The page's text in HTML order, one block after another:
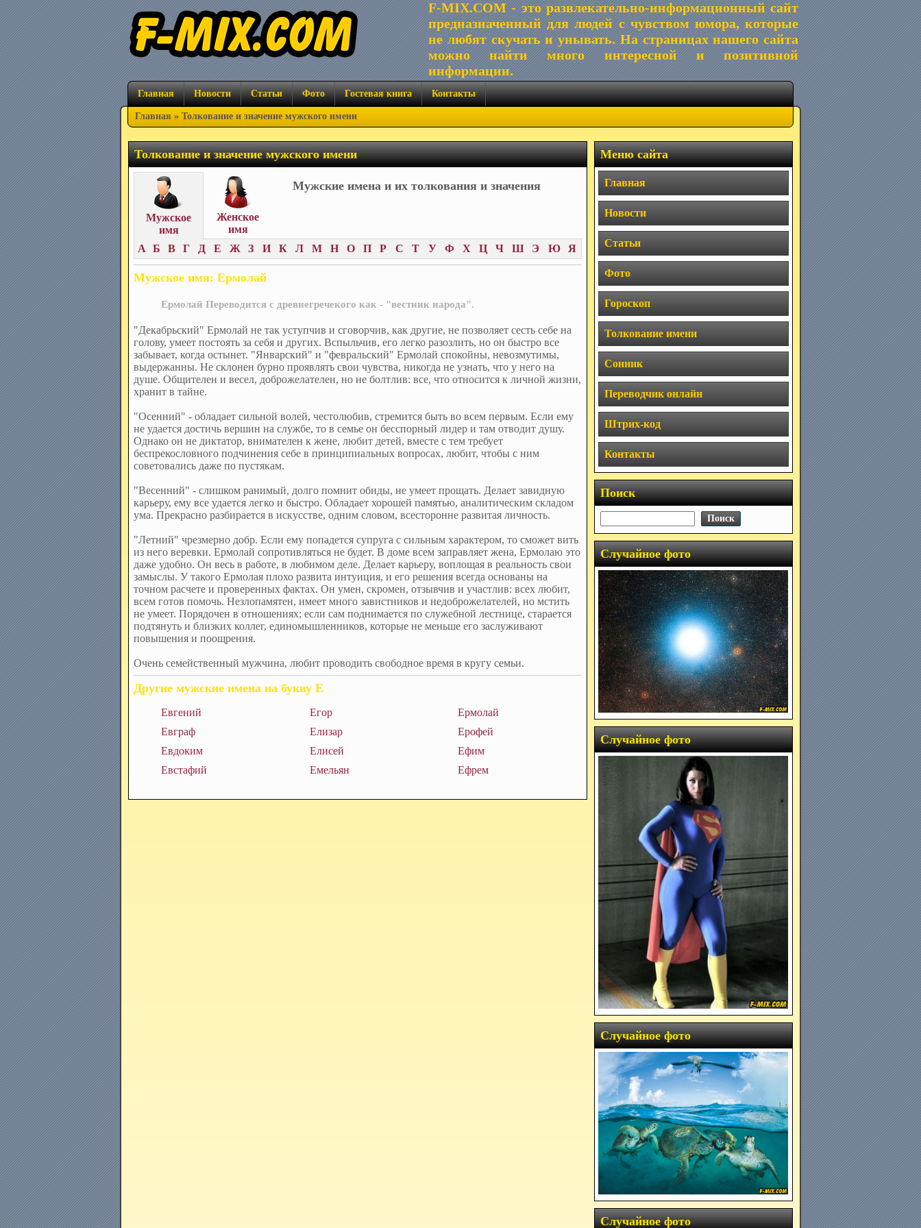
F-MIX.COM - это развлекательно-информационный сайт
предназначенный для людей с чувством юмора, которые
не любят скучать и унывать. На страницах нашего сайта
можно найти много интересной и позитивной
информации.
Главная Новости Статьи Фото Гостевая книга Контакты
Главная » Толкование и значение мужского имени
Толкование и значение мужского имени
Мужское
имя
Женское
имя
Мужские имена и их толкования и значения
А Б В Г Д Е Ж З И К Л М Н О П Р С Т У Ф Х Ц Ч Ш Э Ю Я
Мужское имя: Ермолай
Ермолай Переводится с древнегречекого как - "вестник народа".
"Декабрьский" Ермолай не так уступчив и сговорчив, как другие, не позволяет сесть себе на
голову, умеет постоять за себя и других. Вспыльчив, его легко разозлить, но он быстро все
забывает, когда остынет. "Январский" и "февральский" Ермолай спокойны, невозмутимы,
выдержанны. Не склонен бурно проявлять свои чувства, никогда не узнать, что у него на
душе. Общителен и весел, доброжелателен, но не болтлив: все, что относится к личной жизни,
хранит в тайне.
"Осенний" - обладает сильной волей, честолюбив, стремится быть во всем первым. Если ему
не удается достичь вершин на службе, то в семье он бесспорный лидер и там отводит душу.
Однако он не диктатор, внимателен к жене, любит детей, вместе с тем требует
беспрекословного подчинения себе в принципиальных вопросах, любит, чтобы с ним
советовались даже по пустякам.
"Весенний" - слишком ранимый, долго помнит обиды, не умеет прощать. Делает завидную
карьеру, ему все удается легко и быстро. Обладает хорошей памятью, аналитическим складом
ума. Прекрасно разбирается в искусстве, одним словом, всесторонне развитая личность.
"Летний" чрезмерно добр. Если ему попадется супруга с сильным характером, то сможет вить
из него веревки. Ермолай сопротивляться не будет. В доме всем заправляет жена, Ермолаю это
даже удобно. Он весь в работе, в любимом деле. Делает карьеру, воплощая в реальность свои
замыслы. У такого Ермолая плохо развита интуиция, и его решения всегда основаны на
точном расчете и проверенных фактах. Он умен, скромен, отзывчив и участлив: всех любит,
всем готов помочь. Незлопамятен, имеет много завистников и недоброжелателей, но мстить
не умеет. Порядочен в отношениях; если сам поднимается по служебной лестнице, старается
подтянуть и близких коллег, единомышленников, которые не меньше его заслуживают
повышения и поощрения.
Очень семейственный мужчина, любит проводить свободное время в кругу семьи.
Другие мужские имена на букву Е
Евгений
Евграф
Евдоким
Евстафий
Егор
Елизар
Елисей
Емельян
Ермолай
Ерофей
Ефим
Ефрем
Меню сайта
Главная
Новости
Статьи
Фото
Гороскоп
Толкование имени
Сонник
Переводчик онлайн
Штрих-код
Контакты
Поиск
Случайное фото
Случайное фото
Случайное фото
Случайное фото